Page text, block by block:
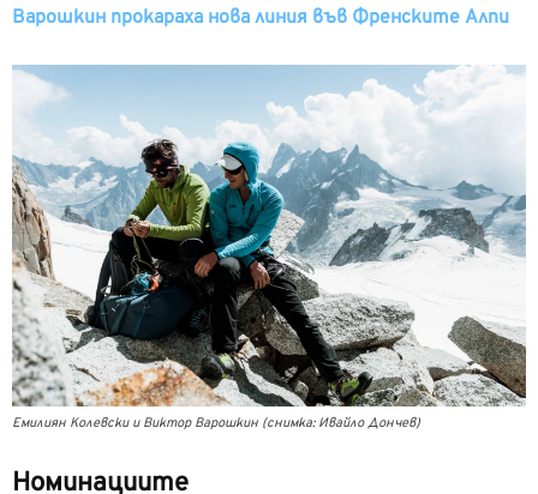
Варошкин прокараха нова линия във Френските Алпи
Емилиян Колевски и Виктор Варошкин (снимка: Ивайло Дончев)
Номинациите